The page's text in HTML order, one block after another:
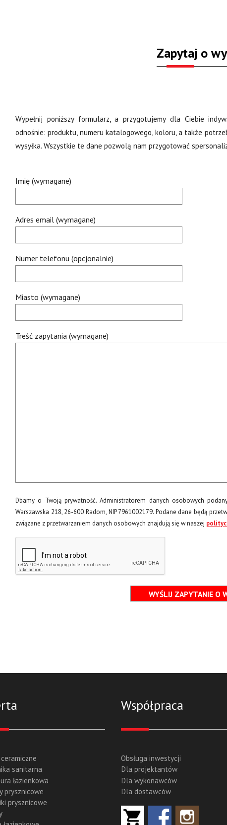
Zapytaj o
Wypełnij poniższy formularz, a przygotujemy dla Ciebie
odnośnie: produktu, numeru katalogowego, koloru, a także
wysyłka. Wszystkie te dane pozwolą nam przygotować
Imię (wymagane)
Adres email (wymagane)
Numer telefonu (opcjonalnie)
Miasto (wymagane)
Treść zapytania (wymagane)
Dbamy o Twoją prywatność. Administratorem danych osobowych
Warszawska 218, 26-600 Radom, NIP 7961002179. Podane dane będą
związane z przetwarzaniem danych osobowych znajdują się w naszej
sanitarna
łazienkowa
prysznicowe
prysznicowe
Współpraca
Obsługa inwestycji
Dla projektantów
Dla wykonawców
Dla dostawców